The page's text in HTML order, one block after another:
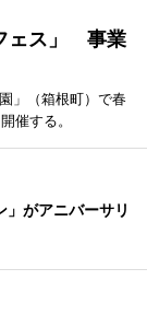
ェス」 事業
」（箱根町）で春
催する。
」がアニバーサリ